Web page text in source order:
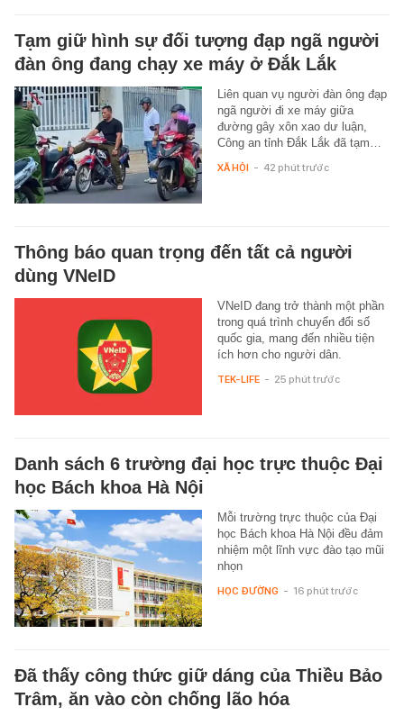
Tạm giữ hình sự đối tượng đạp ngã người
đàn ông đang chạy xe máy ở Đắk Lắk
Liên quan vụ người đàn ông đạp
ngã người đi xe máy giữa
đường gây xôn xao dư luận,
Công an tỉnh Đắk Lắk đã tạm…
XÃ HỘI - 42 phút trước
Thông báo quan trọng đến tất cả người
dùng VNeID
VNeID đang trở thành một phần
trong quá trình chuyển đổi số
quốc gia, mang đến nhiều tiện
ích hơn cho người dân.
TEK-LIFE - 25 phút trước
Danh sách 6 trường đại học trực thuộc Đại
học Bách khoa Hà Nội
Mỗi trường trực thuộc của Đại
học Bách khoa Hà Nội đều đảm
nhiệm một lĩnh vực đào tạo mũi
nhọn
HỌC ĐƯỜNG - 16 phút trước
Đã thấy công thức giữ dáng của Thiều Bảo
Trâm, ăn vào còn chống lão hóa